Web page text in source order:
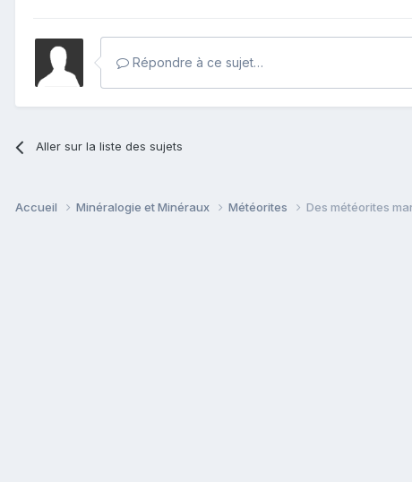
Répondre à ce sujet…
Aller sur la liste des sujets
Accueil Minéralogie et Minéraux Météorites Des météorites